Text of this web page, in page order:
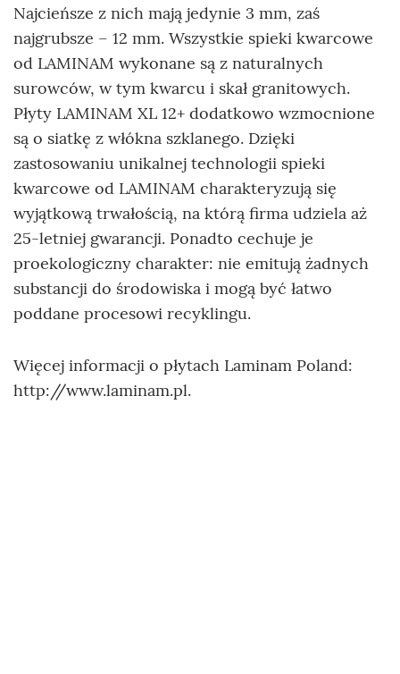
Najcieńsze z nich mają jedynie 3 mm, zaś
najgrubsze – 12 mm. Wszystkie spieki kwarcowe
od LAMINAM wykonane są z naturalnych
surowców, w tym kwarcu i skał granitowych.
Płyty LAMINAM XL 12+ dodatkowo wzmocnione
są o siatkę z włókna szklanego. Dzięki
zastosowaniu unikalnej technologii spieki
kwarcowe od LAMINAM charakteryzują się
wyjątkową trwałością, na którą firma udziela aż
25-letniej gwarancji. Ponadto cechuje je
proekologiczny charakter: nie emitują żadnych
substancji do środowiska i mogą być łatwo
poddane procesowi recyklingu.
Więcej informacji o płytach Laminam Poland:
http://www.laminam.pl.